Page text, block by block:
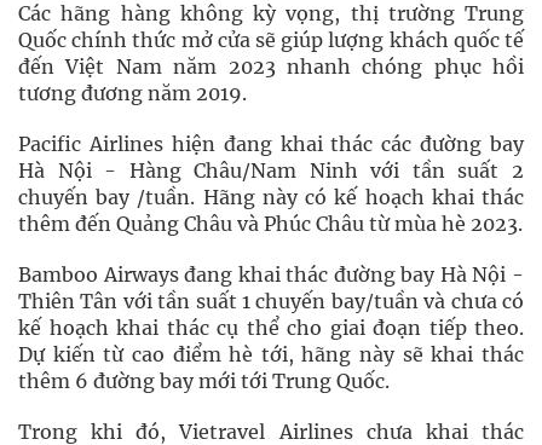
Các hãng hàng không kỳ vọng, thị trường Trung
Quốc chính thức mở cửa sẽ giúp lượng khách quốc tế
đến Việt Nam năm 2023 nhanh chóng phục hồi
tương đương năm 2019.
Pacific Airlines hiện đang khai thác các đường bay
Hà Nội - Hàng Châu/Nam Ninh với tần suất 2
chuyến bay /tuần. Hãng này có kế hoạch khai thác
thêm đến Quảng Châu và Phúc Châu từ mùa hè 2023.
Bamboo Airways đang khai thác đường bay Hà Nội -
Thiên Tân với tần suất 1 chuyến bay/tuần và chưa có
kế hoạch khai thác cụ thể cho giai đoạn tiếp theo.
Dự kiến từ cao điểm hè tới, hãng này sẽ khai thác
thêm 6 đường bay mới tới Trung Quốc.
Trong khi đó, Vietravel Airlines chưa khai thác